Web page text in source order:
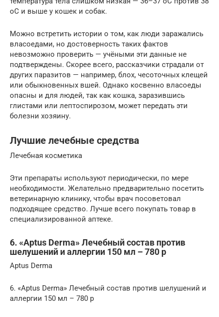
оС и выше у кошек и собак.
Можно встретить истории о том, как люди заражались
власоедами, но достоверность таких фактов
невозможно проверить — учёными эти данные не
подтверждены. Скорее всего, рассказчики страдали от
других паразитов — например, блох, чесоточных клещей
или обыкновенных вшей. Однако косвенно власоеды
опасны и для людей, так как кошка, заразившись
глистами или лептоспирозом, может передать эти
болезни хозяину.
Лучшие лечебные средства
Лечебная косметика
Эти препараты используют периодически, по мере
необходимости. Желательно предварительно посетить
ветеринарную клинику, чтобы врач посоветовал
подходящее средство. Лучше всего покупать товар в
специализированной аптеке.
6. «Aptus Derma» Лечебный состав против
шелушений и аллергии 150 мл – 780 р
Aptus Derma
6. «Aptus Derma» Лечебный состав против шелушений и
аллергии 150 мл – 780 р